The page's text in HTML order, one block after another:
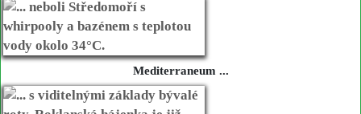
Mediterraneum ...